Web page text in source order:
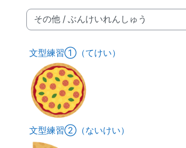
コースカテゴリ
文型練習①（てけい）
文型練習②（ないけい）